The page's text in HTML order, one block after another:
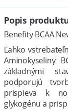
Popis
Benefity BCAA
Ľahko
Aminokyseliny
základnými
podporujú
prispieva k
glykogénu a